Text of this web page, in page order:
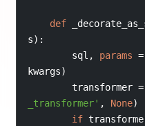
def
s):
sql , params =
kwargs)
transformer =
_transformer' , None)
if